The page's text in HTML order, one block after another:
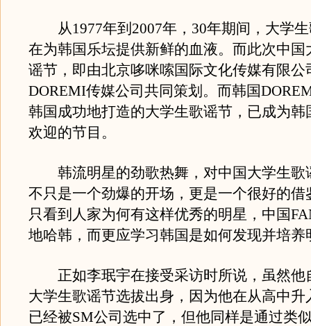
从1977年到2007年，30年期间，大学生
在为韩国乐坛提供新鲜的血液。而此次中国
谣节，即由北京哆咪嗦国际文化传媒有限公
DOREMI传媒公司共同策划。而韩国
韩国成功地打造的大学生歌谣节，已成为韩
欢迎的节目。
韩流明星的劲歌热舞，对中国大学生歌
不只是一个劲爆的开场，更是一个很好的借
只看到人家为何有这样优秀的明星，中国
地哈韩，而更应学习韩国是如何发现并培养
正如李珉宇在接受采访时所说，虽然他
大学生歌谣节选拔出身，因为他在从高中升
已经被SM公司选中了，但他同样是通过类